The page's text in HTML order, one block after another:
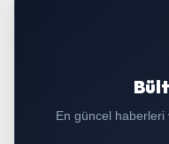
En güncel haberleri